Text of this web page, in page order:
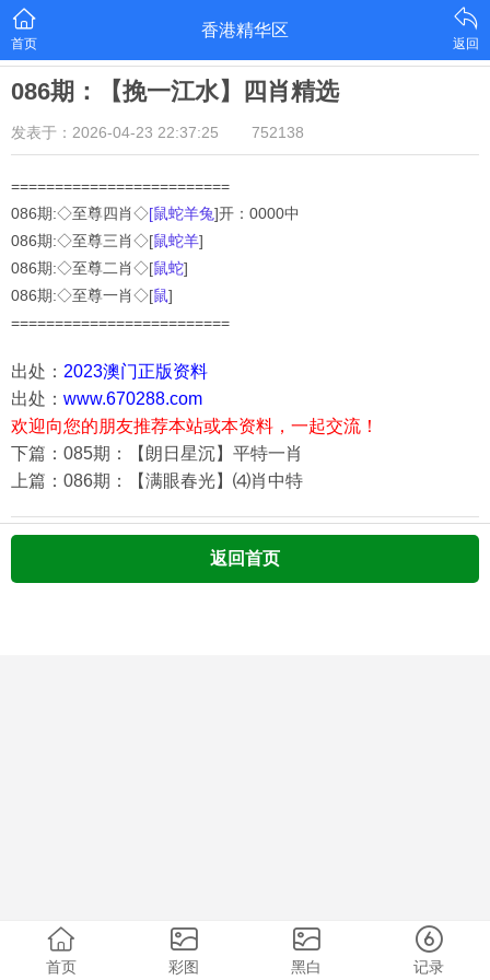
首页
香港精华区
返回
086期：【挽一江水】四肖精选
发表于：2026-04-23 22:37:25 752138
=========================
086期:◇至尊四肖◇[鼠蛇羊兔]开：0000中
086期:◇至尊三肖◇[鼠蛇羊]
086期:◇至尊二肖◇[鼠蛇]
086期:◇至尊一肖◇[鼠]
=========================
出处： 2023澳门正版资料
出处： www.670288.com
欢迎向您的朋友推荐本站或本资料，一起交流！
下篇：085期：【朗日星沉】平特一肖
上篇：086期：【满眼春光】⑷肖中特
返回首页
首页 彩图 黑白 记录